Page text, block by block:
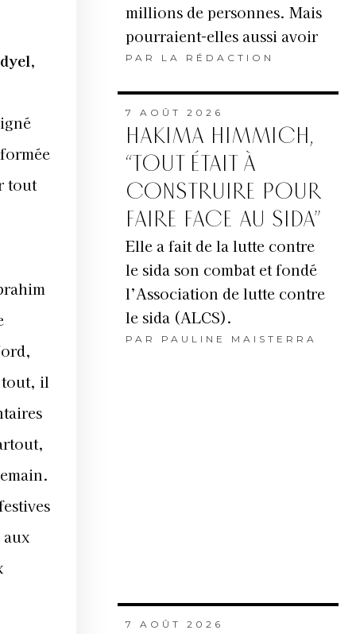
,
tout
tout, il
millions de personnes. Mais
pourraient-elles aussi avoir
PAR LA RÉDACTION
7 AOÛT 2026
HAKIMA HIMMICH,
“TOUT ÉTAIT À
CONSTRUIRE POUR
FAIRE FACE AU SIDA”
Elle a fait de la lutte contre
le sida son combat et fondé
l’Association de lutte contre
le sida (ALCS).
PAR PAULINE MAISTERRA
7 AOÛT 2026